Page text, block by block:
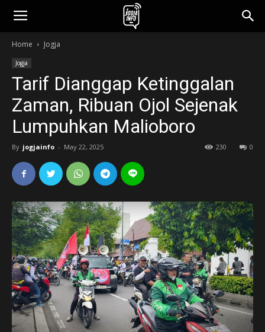
jogjainfo.id
Home Jogja
Jogja
Tarif Dianggap Ketinggalan
Zaman, Ribuan Ojol Sejenak
Lumpuhkan Malioboro
By jogjainfo - May 22, 2025 0
230